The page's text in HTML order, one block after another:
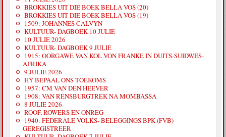
BROKKIES UIT DIE BOEK BELLA VOS (20)
BROKKIES UIT DIE BOEK BELLA VOS (19)
1509: JOHANNES CALVYN
KULTUUR- DAGBOEK 10 JULIE
10 JULIE 2026
KULTUUR- DAGBOEK 9 JULIE
1915: OORGAWE VAN KOL VON FRANKE IN DUITS-SUIDWES-
AFRIKA
9 JULIE 2026
HÝ BEPAAL ONS TOEKOMS
1957: CM VAN DEN HEEVER
1908: VAN RENSBURGTREK NA MOMBASSA
8 JULIE 2026
ROOF, ROWERS EN ONREG
1940: FEDERALE VOLKS- BELEGGINGS BPK (FVB)
GEREGISTREER